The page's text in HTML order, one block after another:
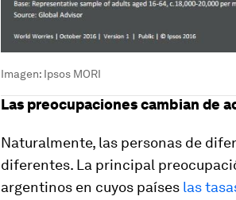
Imagen: Ipsos MORI
Las preocupaciones cambian de
Naturalmente, las personas de
diferentes. La principal
argentinos en cuyos países las